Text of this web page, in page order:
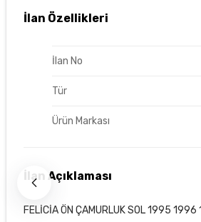
İlan Özellikleri
İlan No
Tür
Ürün Markası
İlan Açıklaması
FELİCİA ÖN ÇAMURLUK SOL 1995